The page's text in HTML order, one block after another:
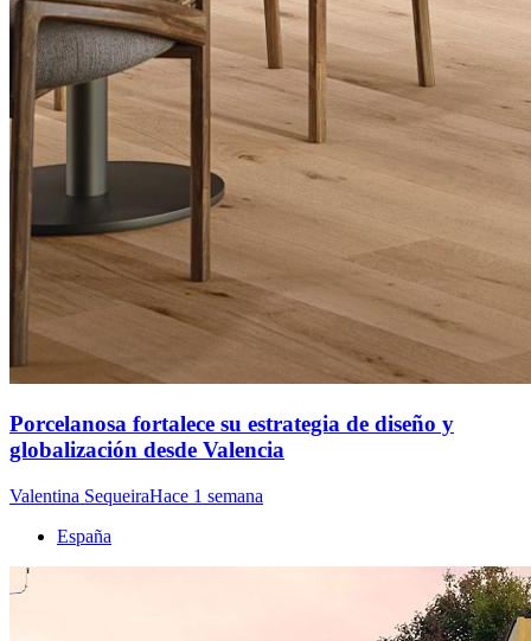
Porcelanosa fortalece su estrategia de diseño y
globalización desde Valencia
Valentina SequeiraHace 1 semana
España